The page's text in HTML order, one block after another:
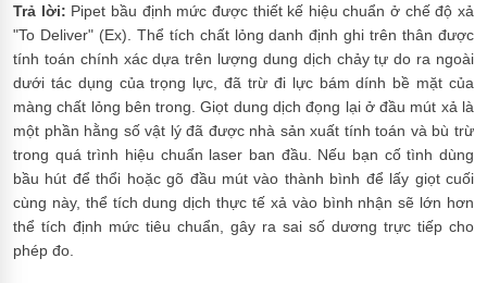
Trả lời: Pipet bầu định mức được thiết kế hiệu chuẩn ở chế độ xả
"To Deliver" (Ex). Thể tích chất lỏng danh định ghi trên thân được
tính toán chính xác dựa trên lượng dung dịch chảy tự do ra ngoài
dưới tác dụng của trọng lực, đã trừ đi lực bám dính bề mặt của
màng chất lỏng bên trong. Giọt dung dịch đọng lại ở đầu mút xả là
một phần hằng số vật lý đã được nhà sản xuất tính toán và bù trừ
trong quá trình hiệu chuẩn laser ban đầu. Nếu bạn cố tình dùng
bầu hút để thổi hoặc gõ đầu mút vào thành bình để lấy giọt cuối
cùng này, thể tích dung dịch thực tế xả vào bình nhận sẽ lớn hơn
thể tích định mức tiêu chuẩn, gây ra sai số dương trực tiếp cho
phép đo.